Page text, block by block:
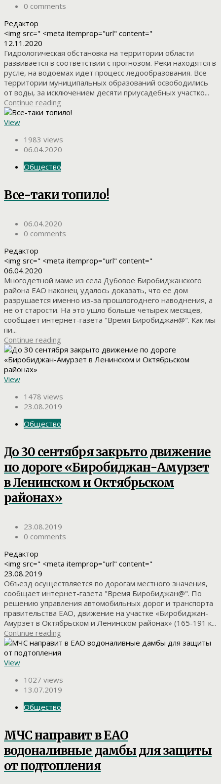
0 comments
Редактор
<img src=" <meta itemprop="url" content="
12.11.2020
Гидрологическая обстановка на территории области
развивается в соответствии с прогнозом. Реки находятся в
русле, на водоемах идет процесс ледообразования. Все
территории муниципальных образований освободились
от воды, за исключением десяти приусадебных участко...
Continue reading
View
1983 views
06.04.2020
Общество
Все-таки топило!
06.04.2020
0 comments
Редактор
<img src=" <meta itemprop="url" content="
06.04.2020
Многодетной маме из села Дубовое Биробиджанского
района ЕАО наконец удалось доказать, что ее дом
разрушается именно из-за прошлогоднего наводнения, а
не от старости. На это ушло больше четырех месяцев,
сообщает интернет-газета "Время Биробиджан@". Как мы
пи...
Continue reading
View
1478 views
23.08.2019
Общество
До 30 сентября закрыто движение
по дороге «Биробиджан-Амурзет
в Ленинском и Октябрьском
районах»
23.08.2019
0 comments
Редактор
<img src=" <meta itemprop="url" content="
23.08.2019
Объезд осуществляется по дорогам местного значения,
сообщает интернет-газета "Время Биробиджан@". По
решению управления автомобильных дорог и транспорта
правительства ЕАО, движение на участке «Биробиджан-
Амурзет в Октябрьском и Ленинском районах» (165-191 к...
Continue reading
View
1027 views
13.07.2019
Общество
МЧС направит в ЕАО
водоналивные дамбы для защиты
от подтопления